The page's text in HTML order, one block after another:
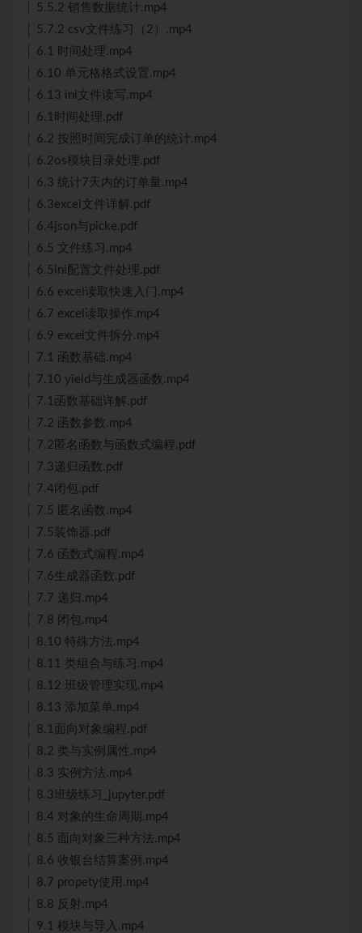
│ 5.5.2 销售数据统计.mp4
│ 5.7.2 csv文件练习（2）.mp4
│ 6.1 时间处理.mp4
│ 6.10 单元格格式设置.mp4
│ 6.13 ini文件读写.mp4
│ 6.1时间处理.pdf
│ 6.2 按照时间完成订单的统计.mp4
│ 6.2os模块目录处理.pdf
│ 6.3 统计7天内的订单量.mp4
│ 6.3excel文件详解.pdf
│ 6.4json与picke.pdf
│ 6.5 文件练习.mp4
│ 6.5ini配置文件处理.pdf
│ 6.6 excel读取快速入门.mp4
│ 6.7 excel读取操作.mp4
│ 6.9 excel文件拆分.mp4
│ 7.1 函数基础.mp4
│ 7.10 yield与生成器函数.mp4
│ 7.1函数基础详解.pdf
│ 7.2 函数参数.mp4
│ 7.2匿名函数与函数式编程.pdf
│ 7.3递归函数.pdf
│ 7.4闭包.pdf
│ 7.5 匿名函数.mp4
│ 7.5装饰器.pdf
│ 7.6 函数式编程.mp4
│ 7.6生成器函数.pdf
│ 7.7 递归.mp4
│ 7.8 闭包.mp4
│ 8.10 特殊方法.mp4
│ 8.11 类组合与练习.mp4
│ 8.12 班级管理实现.mp4
│ 8.13 添加菜单.mp4
│ 8.1面向对象编程.pdf
│ 8.2 类与实例属性.mp4
│ 8.3 实例方法.mp4
│ 8.3班级练习_jupyter.pdf
│ 8.4 对象的生命周期.mp4
│ 8.5 面向对象三种方法.mp4
│ 8.6 收银台结算案例.mp4
│ 8.7 propety使用.mp4
│ 8.8 反射.mp4
│ 9.1 模块与导入.mp4